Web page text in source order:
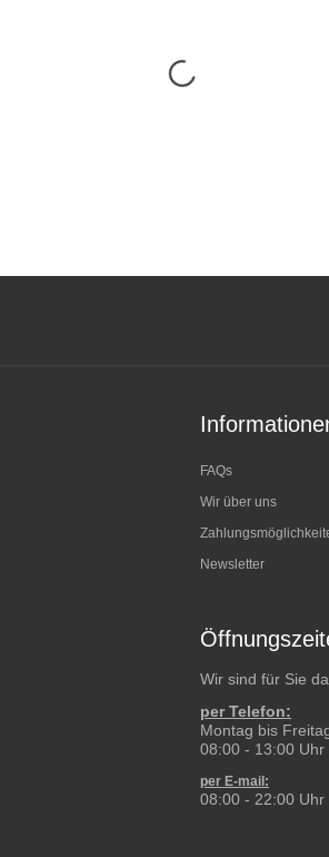
FAQs
Wir über uns
Newsletter
Wir sind für Sie
per Telefon:
Montag bis
08:00 - 13:00 Uhr
per E-mail:
08:00 - 22:00 Uhr